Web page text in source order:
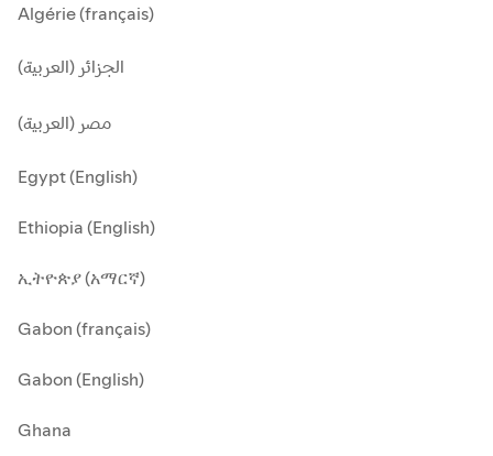
Algérie (français)
الجزائر (العربية)
مصر (العربية)
Egypt (English)
Ethiopia (English)
ኢትዮጵያ (አማርኛ)
Gabon (français)
Gabon (English)
Ghana